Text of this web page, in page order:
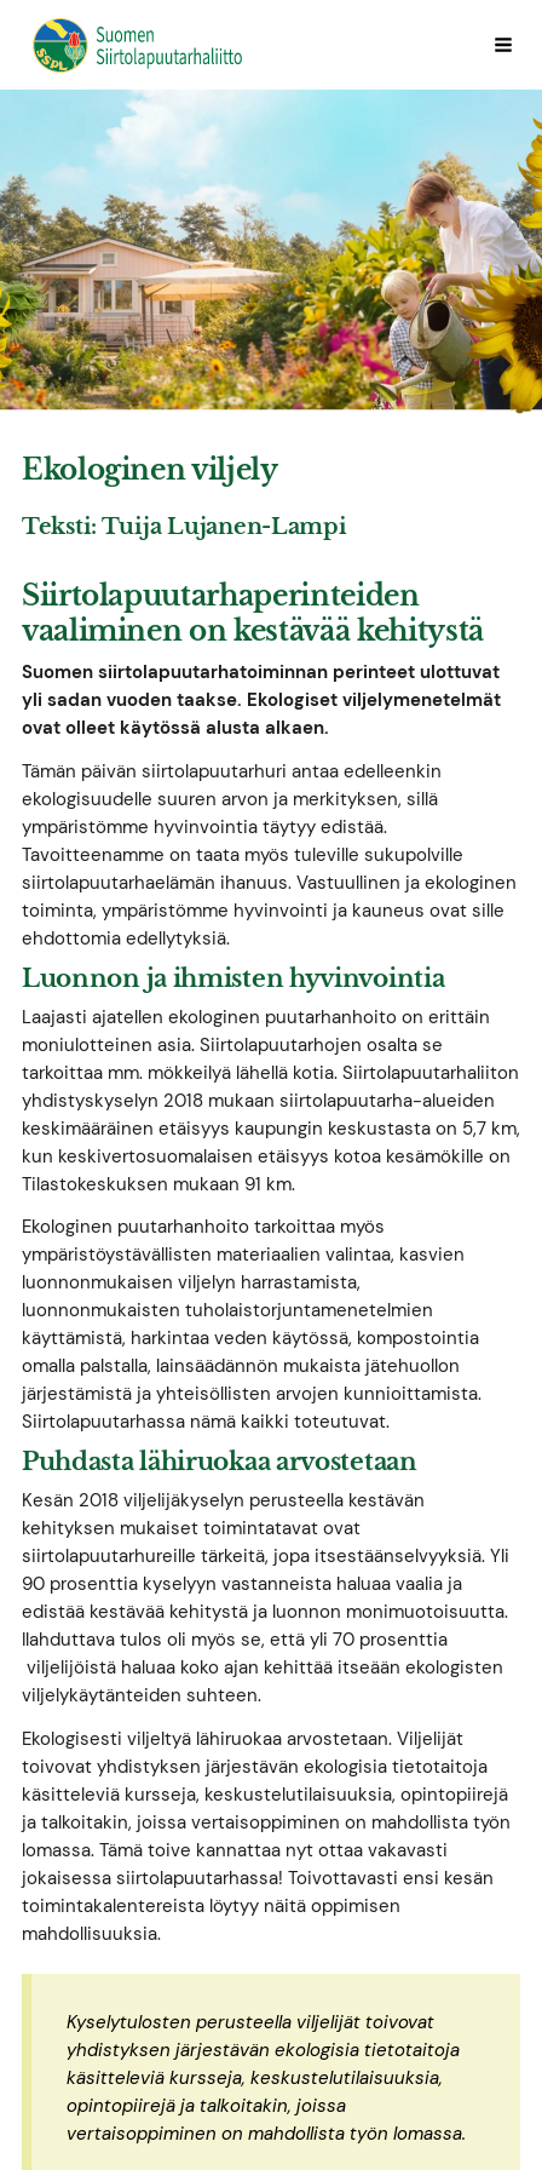
Siirry
sivun
Suomen Siirtolapuutarhaliitto ry
Kyselytulosten perusteella viljelijät toivovat
yhdistyksen järjestävän ekologisia tietotaitoja
käsitteleviä kursseja, keskustelutilaisuuksia,
opintopiirejä ja talkoitakin, joissa
vertaisoppiminen on mahdollista työn lomassa.
Ekologinen viljely
Teksti: Tuija Lujanen-Lampi
Siirtolapuutarhaperinteiden
vaaliminen on kestävää kehitystä
Suomen siirtolapuutarhatoiminnan perinteet ulottuvat
yli sadan vuoden taakse. Ekologiset viljelymenetelmät
ovat olleet käytössä alusta alkaen.
Tämän päivän siirtolapuutarhuri antaa edelleenkin
ekologisuudelle suuren arvon ja merkityksen, sillä
ympäristömme hyvinvointia täytyy edistää.
Tavoitteenamme on taata myös tuleville sukupolville
siirtolapuutarhaelämän ihanuus. Vastuullinen ja ekologinen
toiminta, ympäristömme hyvinvointi ja kauneus ovat sille
ehdottomia edellytyksiä.
Luonnon ja ihmisten hyvinvointia
Laajasti ajatellen ekologinen puutarhanhoito on erittäin
moniulotteinen asia. Siirtolapuutarhojen osalta se
tarkoittaa mm. mökkeilyä lähellä kotia. Siirtolapuutarhaliiton
yhdistyskyselyn 2018 mukaan siirtolapuutarha-alueiden
keskimääräinen etäisyys kaupungin keskustasta on 5,7 km,
kun keskivertosuomalaisen etäisyys kotoa kesämökille on
Tilastokeskuksen mukaan 91 km.
Ekologinen puutarhanhoito tarkoittaa myös
ympäristöystävällisten materiaalien valintaa, kasvien
luonnonmukaisen viljelyn harrastamista,
luonnonmukaisten tuholaistorjuntamenetelmien
käyttämistä, harkintaa veden käytössä, kompostointia
omalla palstalla, lainsäädännön mukaista jätehuollon
järjestämistä ja yhteisöllisten arvojen kunnioittamista.
Siirtolapuutarhassa nämä kaikki toteutuvat.
Puhdasta lähiruokaa arvostetaan
Kesän 2018 viljelijäkyselyn perusteella kestävän
kehityksen mukaiset toimintatavat ovat
siirtolapuutarhureille tärkeitä, jopa itsestäänselvyyksiä. Yli
90 prosenttia kyselyyn vastanneista haluaa vaalia ja
edistää kestävää kehitystä ja luonnon monimuotoisuutta.
Ilahduttava tulos oli myös se, että yli 70 prosenttia
viljelijöistä haluaa koko ajan kehittää itseään ekologisten
viljelykäytänteiden suhteen.
Ekologisesti viljeltyä lähiruokaa arvostetaan. Viljelijät
toivovat yhdistyksen järjestävän ekologisia tietotaitoja
käsitteleviä kursseja, keskustelutilaisuuksia, opintopiirejä
ja talkoitakin, joissa vertaisoppiminen on mahdollista työn
lomassa. Tämä toive kannattaa nyt ottaa vakavasti
jokaisessa siirtolapuutarhassa! Toivottavasti ensi kesän
toimintakalentereista löytyy näitä oppimisen
mahdollisuuksia.